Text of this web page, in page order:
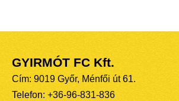
GYIRMÓT FC Kft.
Cím: 9019 Győr, Ménfői út 61.
Telefon: +36-96-831-836